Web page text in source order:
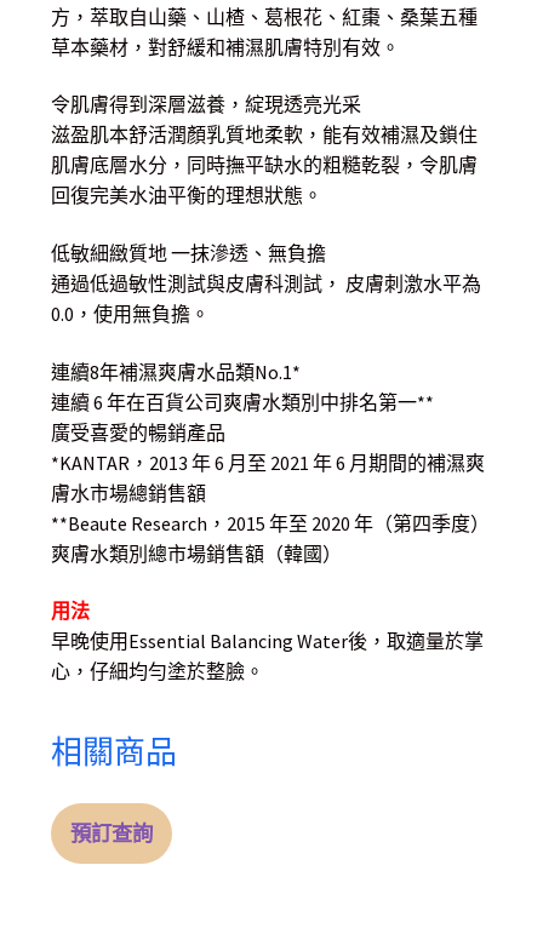
方，萃取自山藥、山楂、葛根花、紅棗、桑葉五種
草本藥材，對舒緩和補濕肌膚特別有效。
令肌膚得到深層滋養，綻現透亮光采
滋盈肌本舒活潤顏乳質地柔軟，能有效補濕及鎖住
肌膚底層水分，同時撫平缺水的粗糙乾裂，令肌膚
回復完美水油平衡的理想狀態。
低敏細緻質地 一抹滲透、無負擔
通過低過敏性測試與皮膚科測試， 皮膚刺激水平為
0.0，使用無負擔。
連續8年補濕爽膚水品類No.1*
連續 6 年在百貨公司爽膚水類別中排名第一**
廣受喜愛的暢銷產品
*KANTAR，2013 年 6 月至 2021 年 6 月期間的補濕爽
膚水市場總銷售額
**Beaute Research，2015 年至 2020 年（第四季度）
爽膚水類別總市場銷售額（韓國）
用法
早晚使用Essential Balancing Water後，取適量於掌
心，仔細均勻塗於整臉。
相關商品
預訂查詢